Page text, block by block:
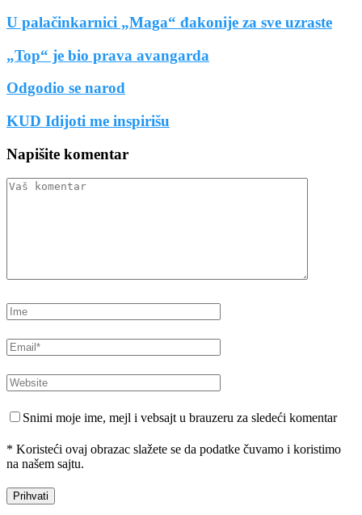
U palačinkarnici „Maga“ đakonije za sve uzraste
„Top“ je bio prava avangarda
Odgodio se narod
KUD Idijoti me inspirišu
Napišite komentar
Snimi moje ime, mejl i vebsajt u brauzeru za sledeći komentar
* Koristeći ovaj obrazac slažete se da podatke čuvamo i koristimo
na našem sajtu.